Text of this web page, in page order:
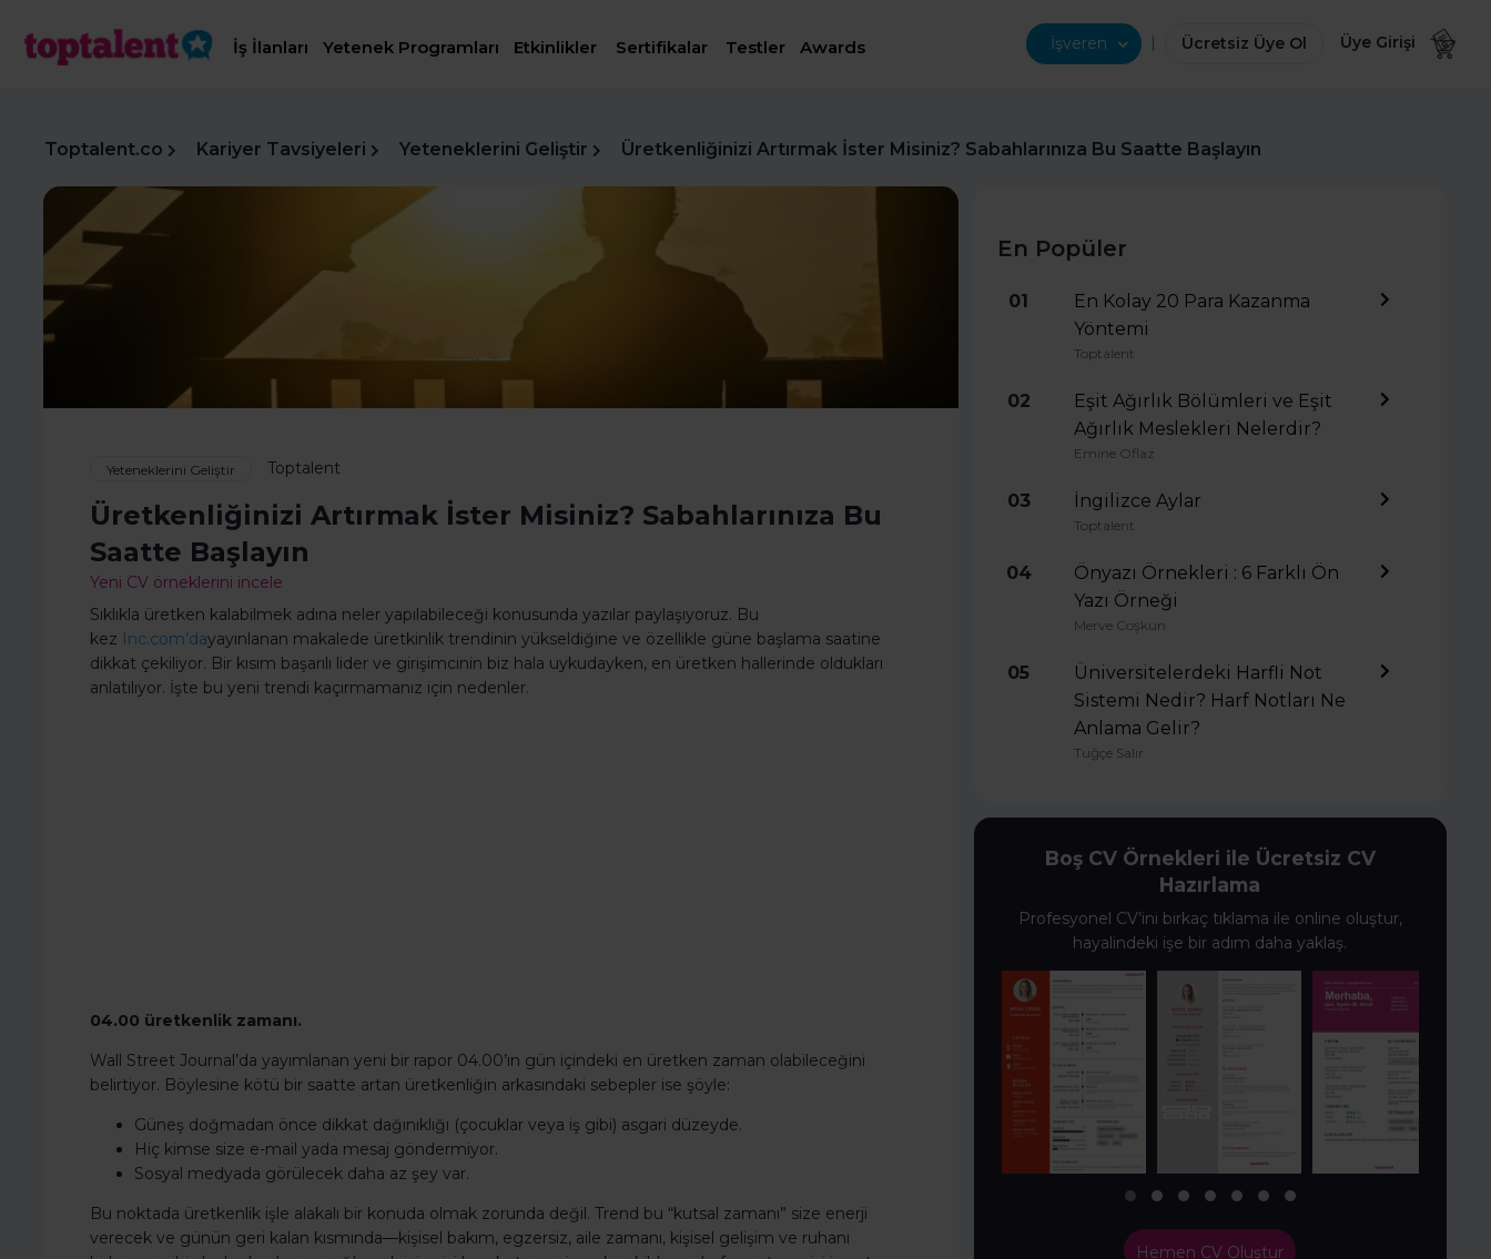
İş İlanları Yetenek Programları Etkinlikler Sertifikalar Testler Awards İşveren | Ücretsiz Üye Ol Üye Girişi
Toptalent.co Kariyer Tavsiyeleri Yeteneklerini Geliştir Üretkenliğinizi Artırmak İster Misiniz? Sabahlarınıza Bu Saatte Başlayın
Yeteneklerini Geliştir Toptalent
Üretkenliğinizi Artırmak İster Misiniz? Sabahlarınıza Bu
Saatte Başlayın
Yeni CV örneklerini incele
Sıklıkla üretken kalabilmek adına neler yapılabileceği konusunda yazılar paylaşıyoruz. Bu
kez Inc.com’dayayınlanan makalede üretkinlik trendinin yükseldiğine ve özellikle güne başlama saatine
dikkat çekiliyor. Bir kısım başarılı lider ve girişimcinin biz hala uykudayken, en üretken hallerinde oldukları
anlatılıyor. İşte bu yeni trendi kaçırmamanız için nedenler.
04.00 üretkenlik zamanı.
Wall Street Journal’da yayımlanan yeni bir rapor 04.00’ın gün içindeki en üretken zaman olabileceğini
belirtiyor. Böylesine kötü bir saatte artan üretkenliğin arkasındaki sebepler ise şöyle:
Güneş doğmadan önce dikkat dağınıklığı (çocuklar veya iş gibi) asgari düzeyde.
Hiç kimse size e-mail yada mesaj göndermiyor.
Sosyal medyada görülecek daha az şey var.
Bu noktada üretkenlik işle alakalı bir konuda olmak zorunda değil. Trend bu “kutsal zamanı” size enerji
verecek ve günün geri kalan kısmında—kişisel bakım, egzersiz, aile zamanı, kişisel gelişim ve ruhani
En Popüler
01
En Kolay 20 Para Kazanma
Yöntemi
Toptalent
02
Eşit Ağırlık Bölümleri ve Eşit
Ağırlık Meslekleri Nelerdir?
Emine Oflaz
03 İngilizce Aylar
Toptalent
04
Önyazı Örnekleri : 6 Farklı Ön
Yazı Örneği
Merve Coşkun
05
Üniversitelerdeki Harfli Not
Sistemi Nedir? Harf Notları Ne
Anlama Gelir?
Tuğçe Salır
Boş CV Örnekleri ile Ücretsiz CV
Hazırlama
Profesyonel CV’ini birkaç tıklama ile online oluştur,
hayalindeki işe bir adım daha yaklaş.
Hemen CV Oluştur